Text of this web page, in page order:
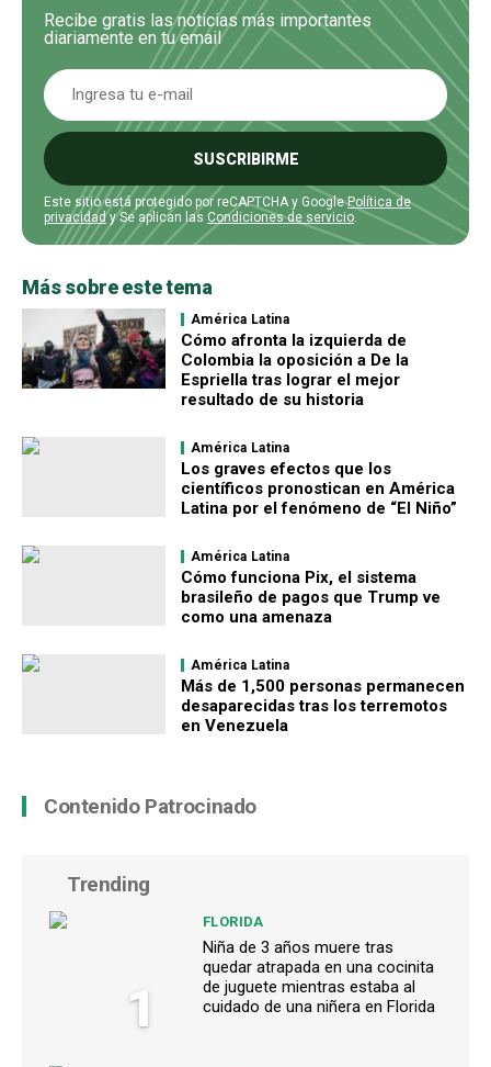
Recibe gratis las noticias más importantes
diariamente en tu email
SUSCRIBIRME
Este sitio está protegido por reCAPTCHA y GooglePolítica de
privacidady Se aplican las Condiciones de servicio.
Más sobre este tema
América Latina
Cómo afronta la izquierda de
Colombia la oposición a De la
Espriella tras lograr el mejor
resultado de su historia
América Latina
Los graves efectos que los
científicos pronostican en América
Latina por el fenómeno de “El Niño”
América Latina
Cómo funciona Pix, el sistema
brasileño de pagos que Trump ve
como una amenaza
América Latina
Más de 1,500 personas permanecen
desaparecidas tras los terremotos
en Venezuela
Contenido Patrocinado
Trending
1
FLORIDA
Niña de 3 años muere tras
quedar atrapada en una cocinita
de juguete mientras estaba al
cuidado de una niñera en Florida